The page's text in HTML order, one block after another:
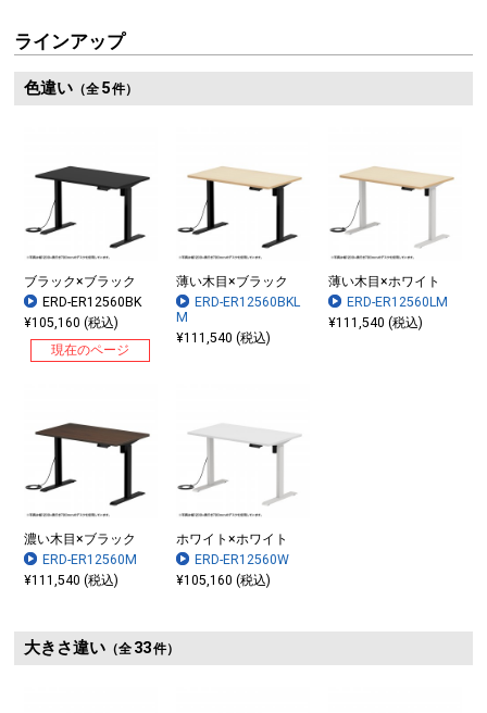
ラインアップ
色違い（全 5件）
ブラック×ブラック
ERD-ER12560BK
¥105,160 (税込)
現在のページ
薄い木目×ブラック
ERD-ER12560BKL
M
¥111,540 (税込)
薄い木目×ホワイト
ERD-ER12560LM
¥111,540 (税込)
濃い木目×ブラック
ERD-ER12560M
¥111,540 (税込)
ホワイト×ホワイト
ERD-ER12560W
¥105,160 (税込)
大きさ違い（全 33件）